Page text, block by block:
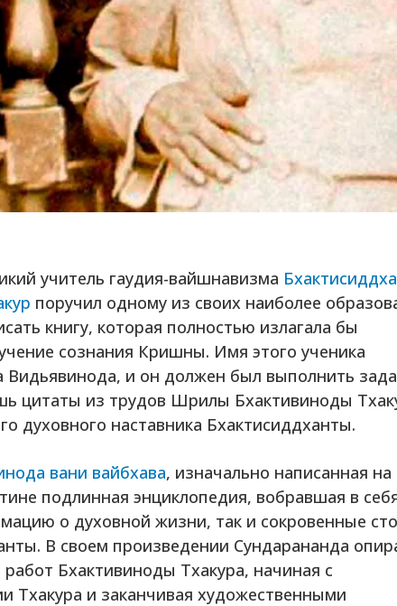
учитель гаудия-вайшнавизма
поручил одному из своих наиболее
книгу, которая полностью излагала бы
сознания Кришны. Имя этого ученика
Видьявинода, и он должен был выполнить
цитаты из трудов Шрилы Бхактивиноды
духовного наставника Бхактисиддханты.
вани вайбхава, изначально написанная на
подлинная энциклопедия, вобравшая в
о духовной жизни, так и сокровенные
В своем произведении Сундарананда
Бхактивиноды Тхакура, начиная с
Тхакура и заканчивая художественными